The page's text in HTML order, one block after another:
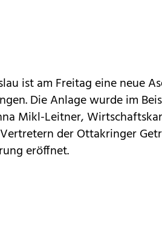
ist am Freitag eine neue
Die Anlage wurde im
Mikl-Leitner,
der Ottakringer
eröffnet.